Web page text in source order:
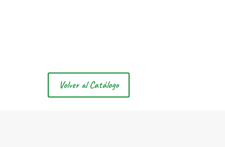
Volver al Catálogo